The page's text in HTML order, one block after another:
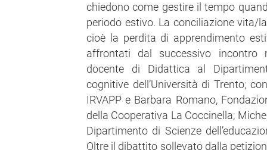
chiedono come gestire il tempo
periodo estivo. La conciliazione vita/
cioè la perdita di apprendimento
affrontati dal successivo incontro
docente di Didattica al
cognitive dell’Università di Trento;
IRVAPP e Barbara Romano,
della Cooperativa La Coccinella;
Dipartimento di Scienze
Oltre il dibattito sollevato dalla